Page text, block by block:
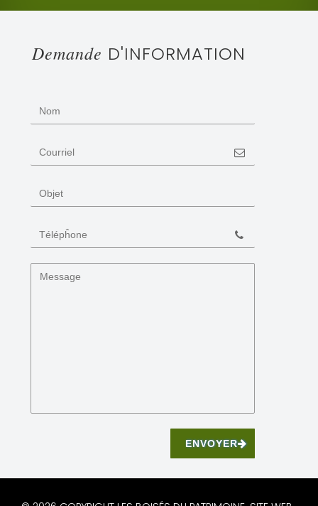
Demande D'INFORMATION
ENVOYER